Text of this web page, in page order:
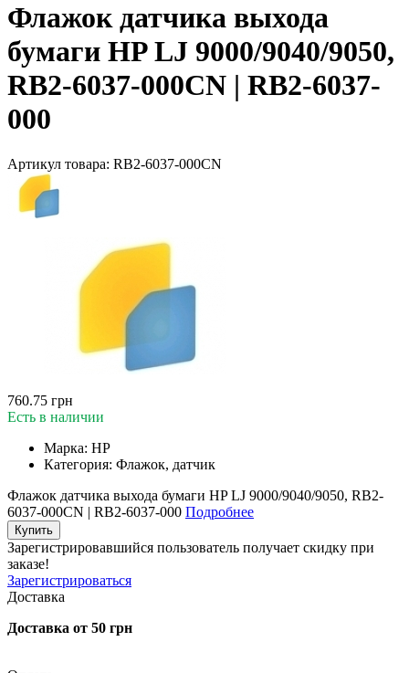
Флажок датчика выхода
бумаги HP LJ 9000/9040/9050,
RB2-6037-000CN | RB2-6037-
000
Артикул товара: RB2-6037-000CN
760.75 грн
Есть в наличии
Марка: HP
Категория: Флажок, датчик
Флажок датчика выхода бумаги HP LJ 9000/9040/9050, RB2-
6037-000CN | RB2-6037-000 Подробнее
Купить
Зарегистрировавшийся пользователь получает скидку при
заказе!
Зарегистрироваться
Доставка
Доставка от 50 грн